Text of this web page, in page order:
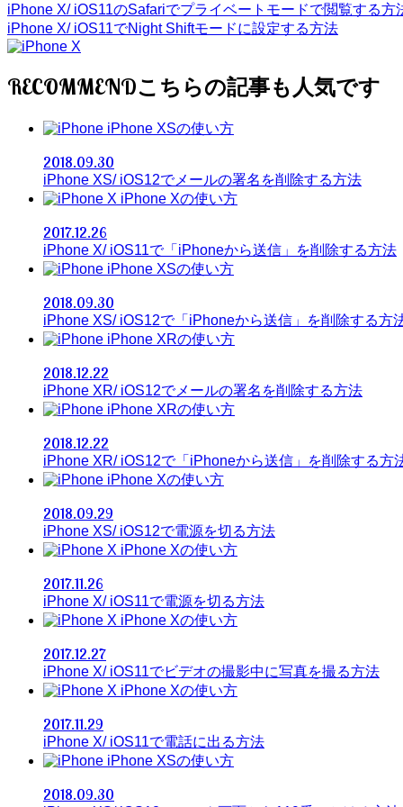
iPhone X/ iOS11のSafariでプライベートモードで閲覧する方
iPhone X/ iOS11でNight Shiftモードに設定する方法
RECOMMEND
iPhone XSの使い方
2018.09.30
iPhone XS/ iOS12でメールの署名を削除する方法
iPhone Xの使い方
2017.12.26
iPhone X/ iOS11で「iPhoneから送信」を削除する方法
iPhone XSの使い方
2018.09.30
iPhone XS/ iOS12で「iPhoneから送信」を削除する方
iPhone XRの使い方
2018.12.22
iPhone XR/ iOS12でメールの署名を削除する方法
iPhone XRの使い方
2018.12.22
iPhone XR/ iOS12で「iPhoneから送信」を削除する方
iPhone Xの使い方
2018.09.29
iPhone XS/ iOS12で電源を切る方法
iPhone Xの使い方
2017.11.26
iPhone X/ iOS11で電源を切る方法
iPhone Xの使い方
2017.12.27
iPhone X/ iOS11でビデオの撮影中に写真を撮る方法
iPhone Xの使い方
2017.11.29
iPhone X/ iOS11で電話に出る方法
iPhone XSの使い方
2018.09.30